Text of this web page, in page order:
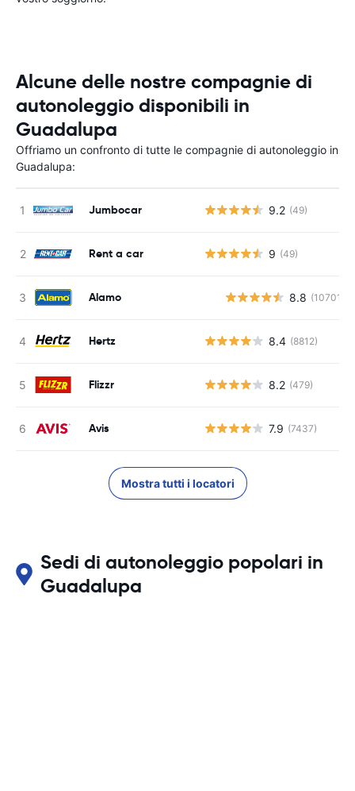
Alcune delle nostre compagnie di
autonoleggio disponibili in
Guadalupa
Offriamo un confronto di tutte le compagnie di autonoleggio in
Guadalupa:
Jumbocar 9.2 (49)
Rent a car 9 (49)
Alamo 8.8 (10701)
Hertz 8.4 (8812)
Flizzr 8.2 (479)
Avis 7.9 (7437)
Mostra tutti i locatori
Sedi di autonoleggio popolari in
Guadalupa